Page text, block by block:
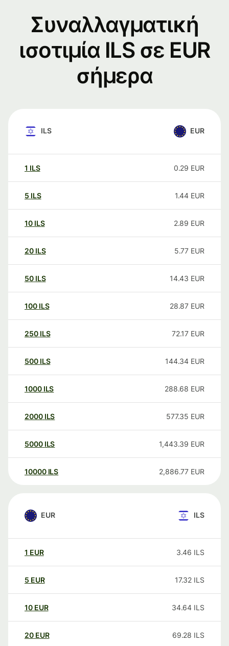
Συναλλαγματική
ισοτιμία ILS σε EUR
σήμερα
ILS EUR
1 ILS 0.29 EUR
5 ILS 1.44 EUR
10 ILS 2.89 EUR
20 ILS 5.77 EUR
50 ILS 14.43 EUR
100 ILS 28.87 EUR
250 ILS 72.17 EUR
500 ILS 144.34 EUR
1000 ILS 288.68 EUR
2000 ILS 577.35 EUR
5000 ILS 1,443.39 EUR
10000 ILS 2,886.77 EUR
EUR ILS
1 EUR 3.46 ILS
5 EUR 17.32 ILS
10 EUR 34.64 ILS
20 EUR 69.28 ILS